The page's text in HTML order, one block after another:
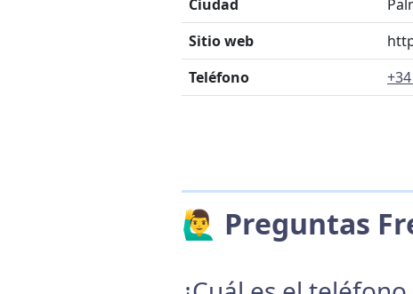
Ciudad
Sitio web
Teléfono
🙋‍♂️ Preguntas